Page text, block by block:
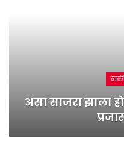
असा साजरा झाला